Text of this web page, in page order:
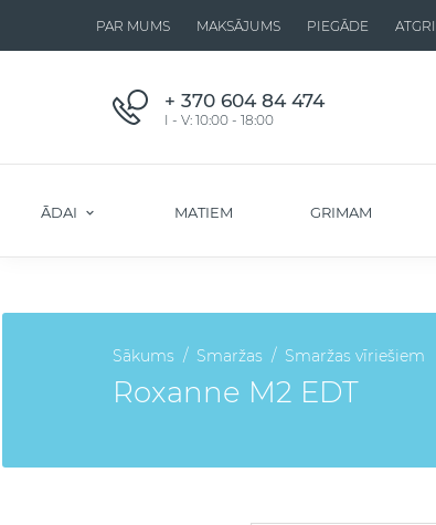
PAR MUMS MAKSĀJUMS PIEGĀDE
+ 370 604 84 474
I - V: 10:00 - 18:00
ĀDAI MATIEM GRIMAM
Sākums Smaržas Smaržas vīriešiem
Roxanne M2 EDT